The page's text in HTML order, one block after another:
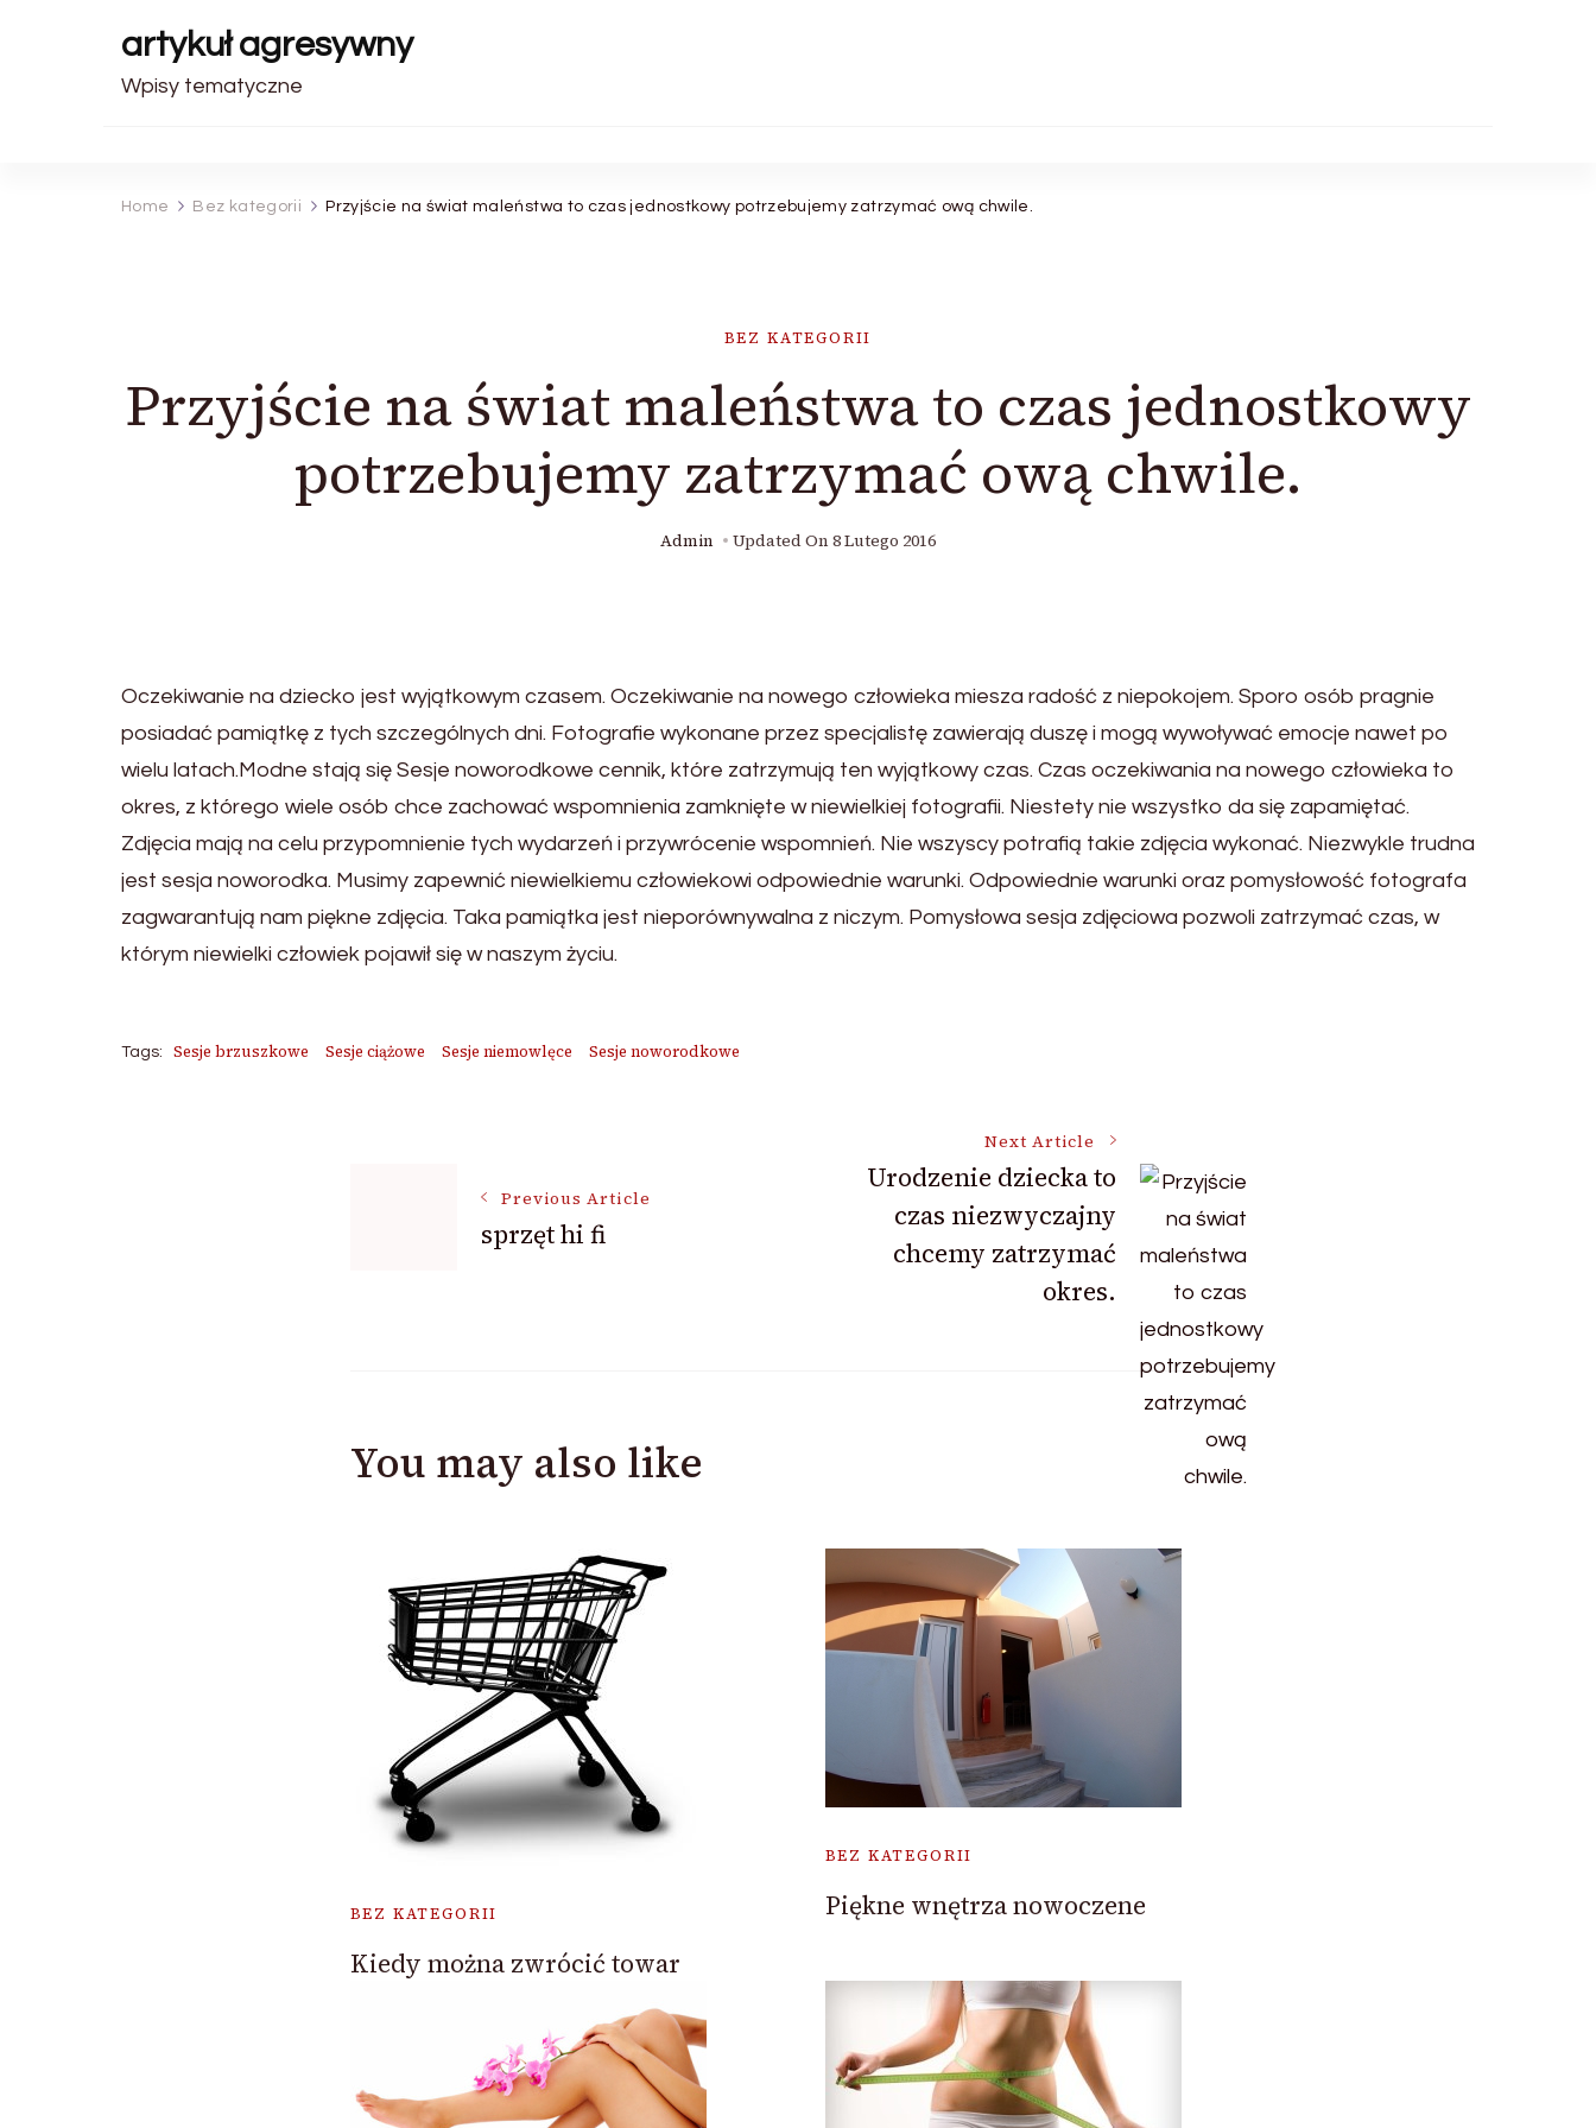
artykuł agresywny
Wpisy tematyczne
Home Bez kategorii Przyjście na świat maleństwa to czas jednostkowy potrzebujemy zatrzymać ową chwile.
BEZ KATEGORII
Przyjście na świat maleństwa to czas jednostkowy
potrzebujemy zatrzymać ową chwile.
Admin Updated On 8 Lutego 2016
Oczekiwanie na dziecko jest wyjątkowym czasem. Oczekiwanie na nowego człowieka miesza radość z niepokojem. Sporo osób pragnie
posiadać pamiątkę z tych szczególnych dni. Fotografie wykonane przez specjalistę zawierają duszę i mogą wywoływać emocje nawet po
wielu latach.Modne stają się Sesje noworodkowe cennik, które zatrzymują ten wyjątkowy czas. Czas oczekiwania na nowego człowieka to
okres, z którego wiele osób chce zachować wspomnienia zamknięte w niewielkiej fotografii. Niestety nie wszystko da się zapamiętać.
Zdjęcia mają na celu przypomnienie tych wydarzeń i przywrócenie wspomnień. Nie wszyscy potrafią takie zdjęcia wykonać. Niezwykle trudna
jest sesja noworodka. Musimy zapewnić niewielkiemu człowiekowi odpowiednie warunki. Odpowiednie warunki oraz pomysłowość fotografa
zagwarantują nam piękne zdjęcia. Taka pamiątka jest nieporównywalna z niczym. Pomysłowa sesja zdjęciowa pozwoli zatrzymać czas, w
którym niewielki człowiek pojawił się w naszym życiu.
Tags: Sesje brzuszkowe Sesje ciążowe Sesje niemowlęce Sesje noworodkowe
Navigation
Previous Article
sprzęt hi fi
Next Article
Urodzenie dziecka to
czas niezwyczajny
chcemy zatrzymać
okres.
You may also like
BEZ KATEGORII
Kiedy można zwrócić towar
BEZ KATEGORII
Piękne wnętrza nowoczene